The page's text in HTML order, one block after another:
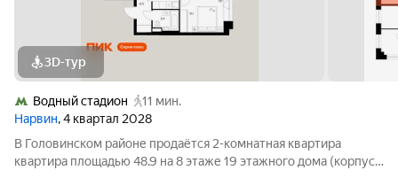
3D-тур
Водный стадион
11 мин.
Нарвин, 4 квартал 2028
В Головинском районе продаётся 2-комнатная квартира
квартира площадью 48.9 на 8 этаже 19 этажного дома (корпус